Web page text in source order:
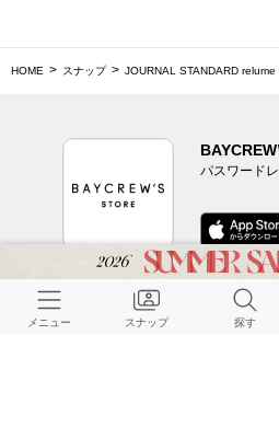
HOME スナップ JOURNAL STANDARD relume
パスワード
CUSTOMER
メニュー スナップ 探す